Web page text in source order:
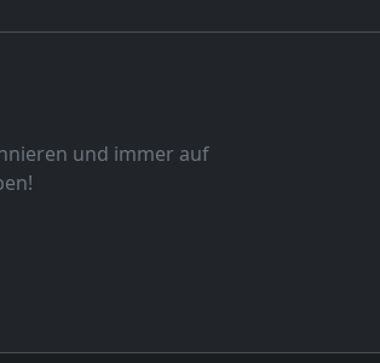
und immer auf